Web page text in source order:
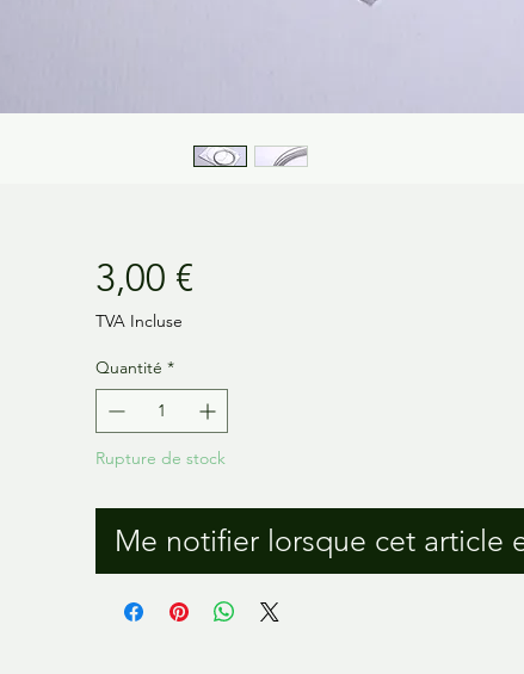
3,00 €Prix
TVA Incluse
Quantité *
Rupture de stock
Me notifier lorsque cet article